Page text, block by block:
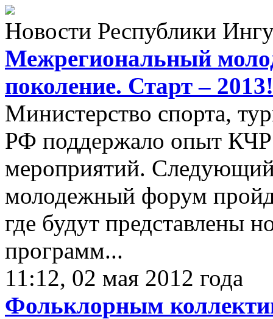
Новости Республики
Межрегиональный
поколение. Старт –
Министерство спорта,
РФ поддержало опыт
мероприятий.
молодежный форум
где будут представлены
программ...
11:12, 02 мая 2012 года
Фольклорным